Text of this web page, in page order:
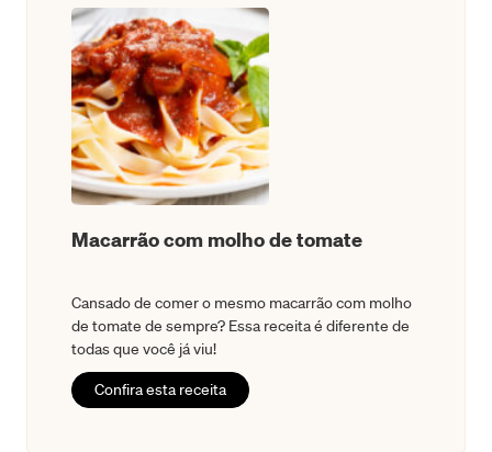
Macarrão com molho de tomate
Cansado de comer o mesmo macarrão com molho
de tomate de sempre? Essa receita é diferente de
todas que você já viu!
Confira esta receita